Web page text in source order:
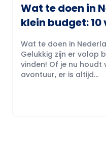
Wat te doen in
klein budget:
Wat te doen in
Gelukkig zijn er volop
vinden! Of je nu
avontuur, er is altijd...